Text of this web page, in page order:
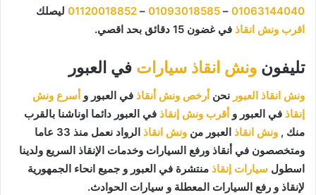
01063144040
–
01093018585
–
01120018852 ليصلك
اقرب ونش انقاذ في غضون 15 دقائق بحد اقصي.
تليفون ونش انقاذ سيارات في العبور
ونش انقاذ العبور نحن أرخص ونش أنقاذ في العبور و أسرع ونش
إنقاذ في العبور و أقرب ونش إنقاذ في العبور دائما اوناشنا بالقرب
منك , ونش انقاذ العبور من ونش انقاذ
الرواد نعمل منذ 33 عاما
ومتخصصون في أنقاذ ورفع السيارات وخدمات الإنقاذ السريع ولدينا
اسطول سيارات إنقاذ منتشرة في العبور و جميع انحاء الجمهورية
لإنقاذ و رفع السيارات المعطلة و سيارات الحوادث.